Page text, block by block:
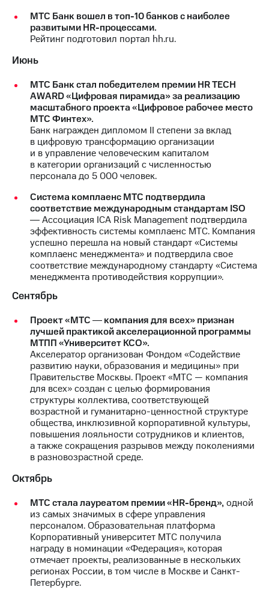
Интервью
Финансовая
Контакты
Новости
в
регионе
и акционерам
Корпоративное
управление
Корпоративный
секретарь
Раскрытие
информации
Информация
акционерам
Документы
ПАО
Собрания
Личный
кабинет
акционера
Акционерный
капитал
Контроль
и
аудит
Рынок
акций
Описание
Программа
Порядок
акций
Дивиденды
Рынок
облигаций
Описание
Еврооблигации-2023
Уведомление
МТС Банк вошел в топ-10 банков с наиболее
развитыми HR-процессами.
Рейтинг подготовил портал hh.ru.
Июнь
МТС Банк стал победителем премии HR TECH
AWARD «Цифровая пирамида» за реализацию
масштабного проекта «Цифровое рабочее место
МТС Финтех».
Банк награжден дипломом II степени за вклад
в цифровую трансформацию организации
и в управление человеческим капиталом
в категории организаций с численностью
персонала до 5 000 человек.
Система комплаенс МТС подтвердила
соответствие международным стандартам ISO
― Ассоциация ICA Risk Management подтвердила
эффективность системы комплаенс МТС. Компания
успешно перешла на новый стандарт «Системы
комплаенс менеджмента» и подтвердила свое
соответствие международному стандарту «Система
менеджмента противодействия коррупции».
Сентябрь
Проект «МТС ― компания для всех» признан
лучшей практикой акселерационной программы
МТПП «Университет КСО».
Акселератор организован Фондом «Содействие
развитию науки, образования и медицины» при
Правительстве Москвы. Проект «МТС — компания
для всех» создан с целью формирования
структуры коллектива, соответствующей
возрастной и гуманитарно-ценностной структуре
общества, инклюзивной корпоративной культуры,
повышения лояльности сотрудников и клиентов,
а также сокращения разрывов между поколениями
в разновозрастной среде.
Октябрь
МТС стала лауреатом премии «HR-бренд»,одной
из самых значимых в сфере управления
персоналом. Образовательная платформа
Корпоративный университет МТС получила
награду в номинации «Федерация», которая
отмечает проекты, реализованные в нескольких
регионах России, в том числе в Москве и Санкт-
Петербурге.